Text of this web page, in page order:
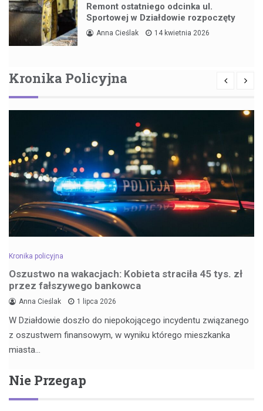
Remont ostatniego odcinka ul.
Sportowej w Działdowie rozpoczęty
Anna Cieślak 14 kwietnia 2026
Kronika Policyjna
Kronika policyjna
Oszustwo na wakacjach: Kobieta straciła 45 tys. zł
przez fałszywego bankowca
Anna Cieślak 1 lipca 2026
W Działdowie doszło do niepokojącego incydentu związanego
z oszustwem finansowym, w wyniku którego mieszkanka
miasta…
Nie Przegap